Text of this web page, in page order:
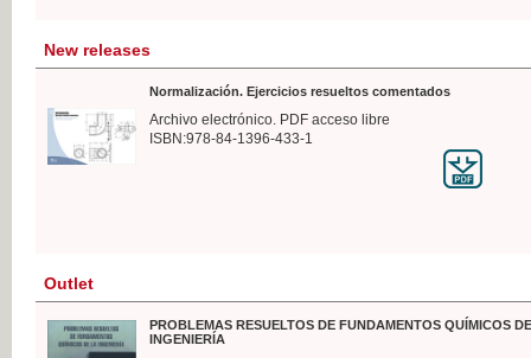
New releases
Normalización. Ejercicios resueltos comentados
Archivo electrónico. PDF acceso libre
ISBN:978-84-1396-433-1
Outlet
PROBLEMAS RESUELTOS DE FUNDAMENTOS QUÍMICOS
INGENIERÍA